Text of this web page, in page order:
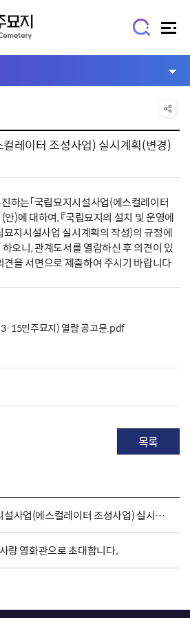
레이터 조성사업) 실시계획(변경)
하는「국립묘지시설사업(에스컬레이터
)에 대하여, 『국립묘지의 설치 및 운영에
지시설사업 실시계획의 작성)의 규정에
오니, 관계도서를 열람하신 후 의견이 있
견을 서면으로 제출하여 주시기 바랍니다
민주묘지) 열람 공고문.pdf
목록
국립묘지시설사업(에스컬레이터 조성사업) 실시계획(변경) 및 지형도면 승인 고시
랑 영화관으로 초대합니다.